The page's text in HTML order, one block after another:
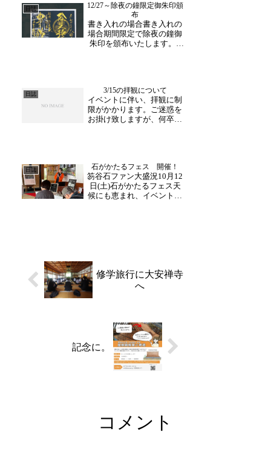
ャガ】見開きサイズ禅語
【花開香世界】テーマ【鯉
のぼりに思う】禅語【清風
坐中に...
日誌
12/27～除夜の鐘限定御朱印頒
布
書き入れの場合書き入れの
場合期間限定で除夜の鐘御
朱印を頒布いたします。3
の鐘を撞いた後は、ぜひ寺
内へもお立ち寄りくださ
い。27日、31日また...
日誌 3/15の拝観について
イベントに伴い、拝観に制
限がかかります。ご迷惑を
お掛け致しますが、何卒宜
日誌 石がかたるフェス 開催！
笏谷石ファン大盛況10月12
日(土)石がかたるフェス天
候にも恵まれ、イベントに
修学旅行に大安禅寺
へ
記念に。
コメント